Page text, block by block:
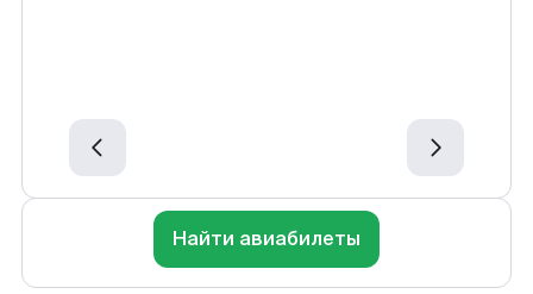
Найти авиабилеты